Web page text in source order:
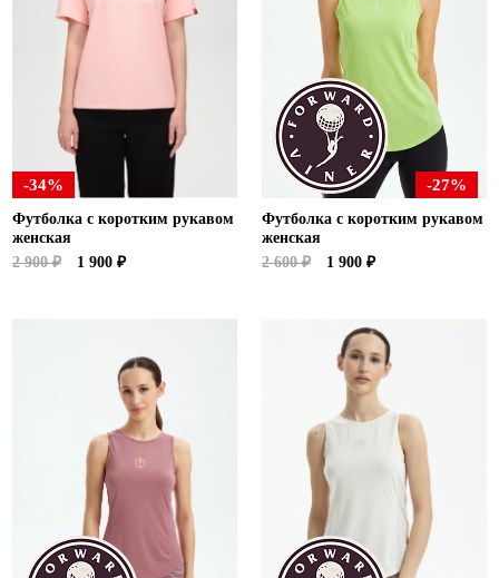
Ханты-Мансийский автономный округ (3)
Челябинская область (2)
Ямало-Ненецкий автономный округ (1)
Ярославская область (1)
-34%
Футболка с коротким рукавом
женская
2 900 ₽
1 900 ₽
-27%
Футболка с коротким рукавом
женская
2 600 ₽
1 900 ₽